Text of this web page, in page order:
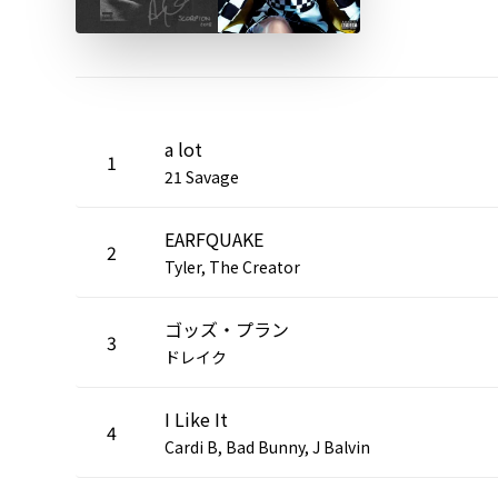
1 a lot
21 Savage
2 EARFQUAKE
Tyler, The Creator
3 ゴッズ・プラン
ドレイク
4 I Like It
Cardi B, Bad Bunny, J Balvin